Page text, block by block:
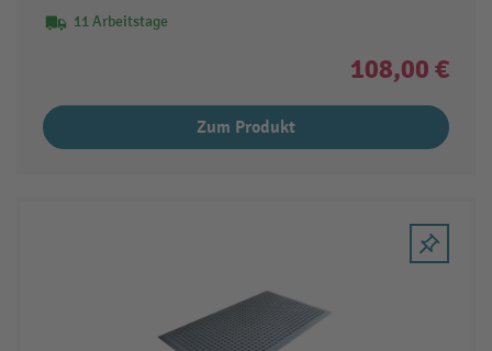
11 Arbeitstage
108,00 €
Zum Produkt